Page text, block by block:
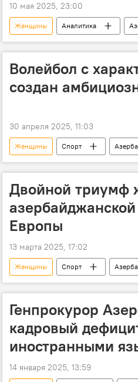
10 мая 2025, 23:00
Женщины Аналитика
Реабилитация
Психолог
Волейбол с
создан
30 апреля 2025, 11:03
Женщины Спорт
Двойной триумф
Европы
13 марта 2025, 17:02
Женщины Спорт
Чемпионат Европы
Медаль
Генпрокурор
кадровый
иностранными
14 января 2025, 13:59